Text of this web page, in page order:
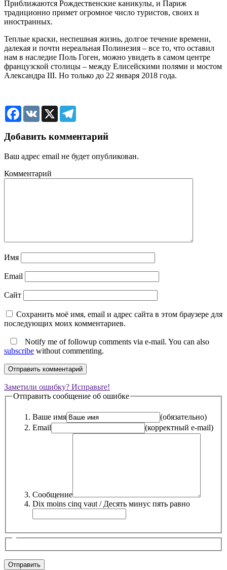
Приближаются Рождественские каникулы, и Париж
традиционно примет огромное число туристов, своих и
иностранных.
Теплые краски, неспешная жизнь, долгое течение времени,
далекая и почти нереальная Полинезия – все то, что оставил
нам в наследие Поль Гоген, можно увидеть в самом центре
французской столицы – между Елисейскими полями и мостом
Александра III. Но только до 22 января 2018 года.
Facebook
VK X
Добавить комментарий
Ваш адрес email не будет опубликован.
Комментарий
Имя
Email
Сайт
Сохранить моё имя, email и адрес сайта в этом браузере для
последующих моих комментариев.
Notify me of followup comments via e-mail. You can also
subscribe without commenting.
Заметили ошибку? Исправьте!
Отправить сообщение об ошибке
Ваше имя
(обязательно)
Email
(корректный e-mail)
Сообщение
Dix moins cinq vaut / Десять минус пять равно